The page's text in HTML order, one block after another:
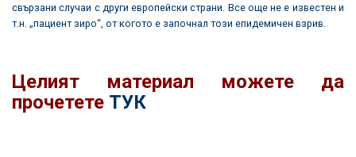
свързани случаи с други европейски страни. Все още не е известен и
т.н. „пациент зиро“, от когото е започнал този епидемичен взрив.
Целият материал можете да
прочетете ТУК